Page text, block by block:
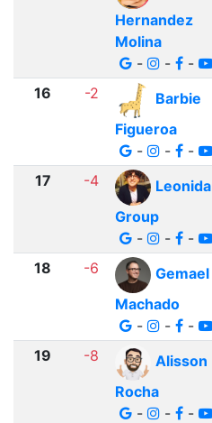
Hernandez
Molina
-
- -
16 -2
Barbie
Figueroa
-
- -
17 -4
Leonida
Group
-
- -
18 -6
Gemael
Machado
-
- -
19 -8
Alisson
Rocha
-
- -